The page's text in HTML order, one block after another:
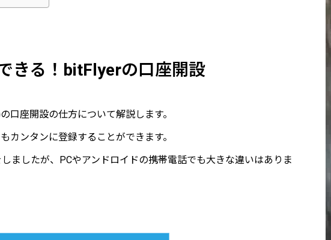
きる！bitFlyerの口座開設
口座開設の仕方について解説します。
カンタンに登録することができます。
ましたが、PCやアンドロイドの携帯電話でも大きな違いはありま